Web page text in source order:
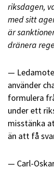
riksdagen,
med sitt
är
dränera
använder
formulera
under ett
misstänka
än att få
— Carl-